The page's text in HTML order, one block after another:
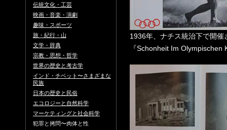
伝統文化・工芸
映画・音楽・演劇
趣味・スポーツ
旅・紀行・山
文学・辞典
宗教・思想・哲学
世界の歴史と考古学
インド・チベット〜さまざまな
民族
日本の歴史と民俗
エコロジーと自然科学
マーケティングと社会科学
犯罪と拷問〜肉体と性
1936年、ナチス統治下で開
『Schonheit Im